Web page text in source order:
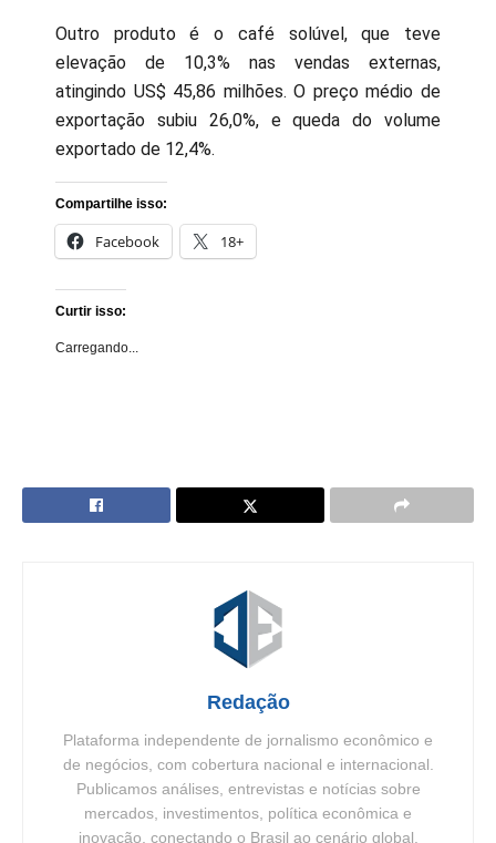
Outro produto é o café solúvel, que teve
elevação de 10,3% nas vendas externas,
atingindo US$ 45,86 milhões. O preço médio de
exportação subiu 26,0%, e queda do volume
exportado de 12,4%.
Compartilhe isso:
Facebook 18+
Curtir isso:
Carregando...
Redação
Plataforma independente de jornalismo econômico e
de negócios, com cobertura nacional e internacional.
Publicamos análises, entrevistas e notícias sobre
mercados, investimentos, política econômica e
inovação, conectando o Brasil ao cenário global.